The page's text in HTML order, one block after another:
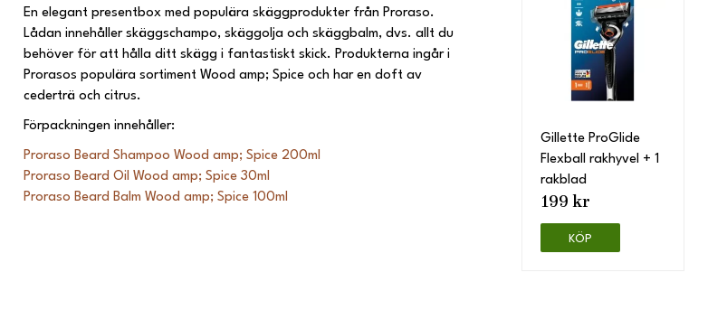
En elegant presentbox med populära skäggprodukter från Proraso.
Lådan innehåller skäggschampo, skäggolja och skäggbalm, dvs. allt du
behöver för att hålla ditt skägg i fantastiskt skick. Produkterna ingår i
Prorasos populära sortiment Wood amp; Spice och har en doft av
cederträ och citrus.
Förpackningen innehåller:
Proraso Beard Shampoo Wood amp; Spice 200ml
Proraso Beard Oil Wood amp; Spice 30ml
Proraso Beard Balm Wood amp; Spice 100ml
Gillette ProGlide
Flexball rakhyvel + 1
rakblad
199 kr
KÖP